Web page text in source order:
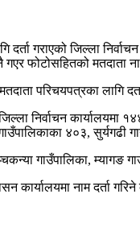
दर्ता गराएको जिल्ला
गएर फोटोसहितको मतदाता
परिचयपत्रका लागि
निर्वाचन कार्यालयमा
४०३,
गाउँपालिका,
कार्यालयमा नाम दर्ता